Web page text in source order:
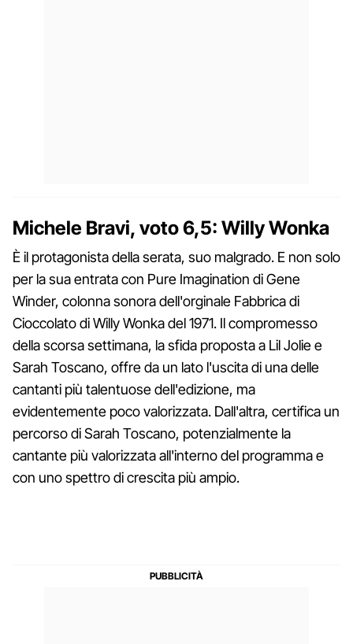
Michele Bravi, voto 6,5: Willy Wonka
È il protagonista della serata, suo malgrado. E non solo
per la sua entrata con Pure Imagination di Gene
Winder, colonna sonora dell'orginale Fabbrica di
Cioccolato di Willy Wonka del 1971. Il compromesso
della scorsa settimana, la sfida proposta a Lil Jolie e
Sarah Toscano, offre da un lato l'uscita di una delle
cantanti più talentuose dell'edizione, ma
evidentemente poco valorizzata. Dall'altra, certifica un
percorso di Sarah Toscano, potenzialmente la
cantante più valorizzata all'interno del programma e
con uno spettro di crescita più ampio.